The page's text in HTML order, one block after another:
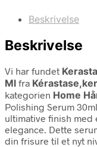
Beskrivelse
Beskrivelse
Vi har fundet
Ml fra
kategorien Home
Polishing Serum
ultimative finish med
elegance. Dette
din frisure til et nyt